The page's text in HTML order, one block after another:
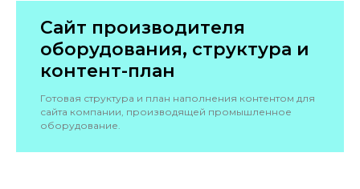
Сайт производителя
оборудования, структура и
контент-план
Готовая структура и план наполнения контентом для
сайта компании, производящей промышленное
оборудование.